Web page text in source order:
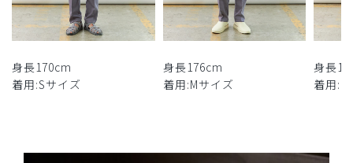
身長170cm
着用:Sサイズ
身長176cm
着用:Mサイズ
身長
着用:L